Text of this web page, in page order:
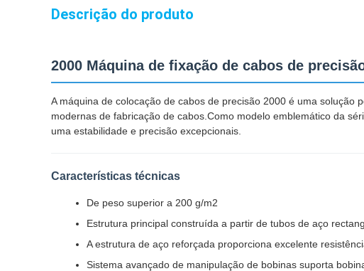
Descrição do produto
2000 Máquina de fixação de cabos de
A máquina de colocação de cabos de precisão 2000 é uma
modernas de fabricação de cabos.Como modelo emblemático da
uma estabilidade e precisão excepcionais.
Características técnicas
De peso superior a 200 g/m2
Estrutura principal construída a partir de tubos de aço
A estrutura de aço reforçada proporciona excelente
Sistema avançado de manipulação de bobinas suporta